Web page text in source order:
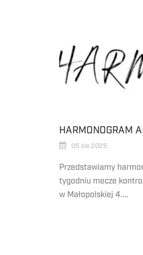
HARMONOGRAM
05 sie 2025
Przedstawiamy
tygodniu mecze
w Małopolskiej 4....